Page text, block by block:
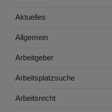
Aktuelles
Allgemein
Arbeitgeber
Arbeitsplatzsuche
Arbeitsrecht